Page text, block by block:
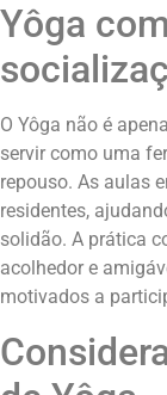
Yôga
O Yôga não é
servir como uma
repouso. As aulas
residentes,
solidão. A prática
acolhedor e
motivados a